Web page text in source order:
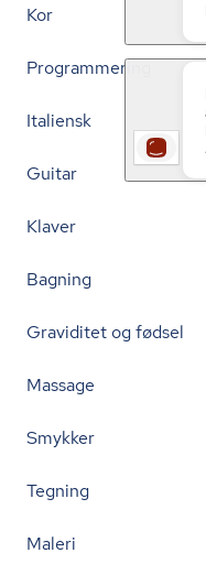
Kor
Programmering
Italiensk
Guitar
Klaver
Bagning
Graviditet og fødsel
Massage
Smykker
Tegning
Maleri